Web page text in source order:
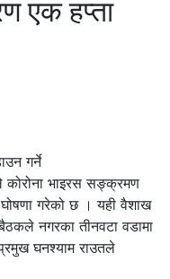
एक हप्ता
कोरोना भाइरस सङ्क्रमण
गरेको छ । यही वैशाख
नगरका तीनवटा वडामा
घनश्याम राउतले